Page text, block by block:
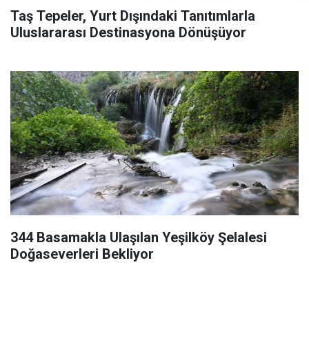
Taş Tepeler, Yurt Dışındaki Tanıtımlarla
Uluslararası Destinasyona Dönüşüyor
344 Basamakla Ulaşılan Yeşilköy Şelalesi
Doğaseverleri Bekliyor